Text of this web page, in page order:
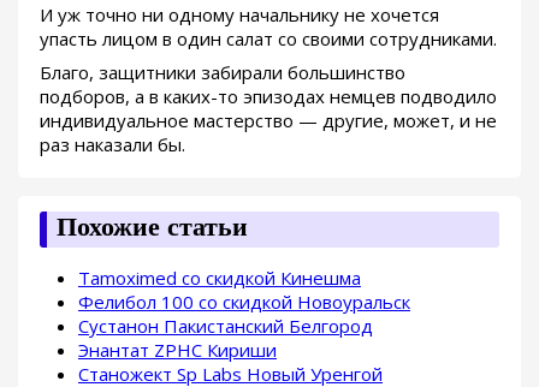
И уж точно ни одному начальнику не хочется
упасть лицом в один салат со своими сотрудниками.
Благо, защитники забирали большинство
подборов, а в каких-то эпизодах немцев подводило
индивидуальное мастерство — другие, может, и не
раз наказали бы.
Похожие статьи
Tamoximed со скидкой Кинешма
Фелибол 100 со скидкой Новоуральск
Сустанон Пакистанский Белгород
Энантат ZPHC Кириши
Станожект Sp Labs Новый Уренгой